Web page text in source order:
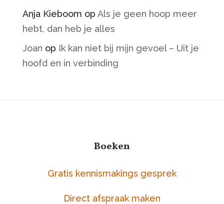
Anja Kieboom op Als je geen hoop meer
hebt, dan heb je alles
Joan op Ik kan niet bij mijn gevoel – Uit je
hoofd en in verbinding
Boeken
Gratis kennismakings gesprek
Direct afspraak maken